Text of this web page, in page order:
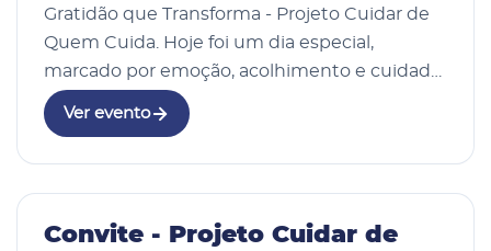
Gratidão que Transforma - Projeto Cuidar de
Quem Cuida. Hoje foi um dia especial,
marcado por emoção, acolhimento e cuidado,
a realização do projeto Cuidar de Quem
Cuida, promovido por meio da Procuradoria
Ver evento
15 Abr 2026
Convite - Projeto Cuidar de